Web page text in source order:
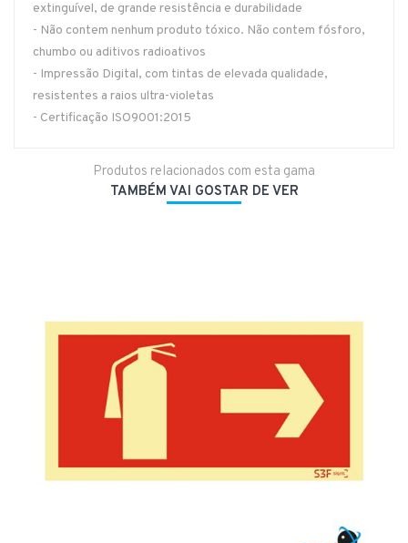
extinguível, de grande resistência e durabilidade
- Não contem nenhum produto tóxico. Não contem fósforo,
chumbo ou aditivos radioativos
- Impressão Digital, com tintas de elevada qualidade,
resistentes a raios ultra-violetas
- Certificação ISO9001:2015
Produtos relacionados com esta gama
TAMBÉM VAI GOSTAR DE VER